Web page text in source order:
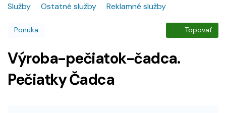
Služby Ostatné služby Reklamné služby
Ponuka Topovať
Výroba-pečiatok-čadca.
Pečiatky Čadca